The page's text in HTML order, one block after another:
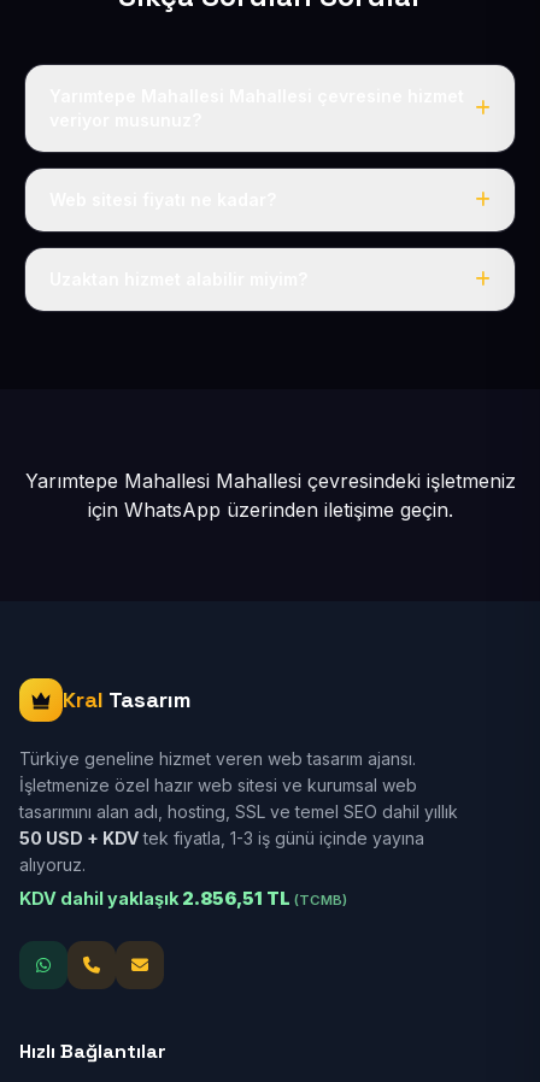
Evet, Yarımtepe Mahallesi dahil tüm Pınarbaşı ve
Tek fiyat: yılda 50 USD + KDV, her şey dahil.
Yarımtepe Mahallesi Mahallesi çevresindeki işletmeniz
için WhatsApp üzerinden iletişime geçin.
Kral Tasarım
Türkiye geneline hizmet veren web tasarım ajansı.
İşletmenize özel hazır web sitesi ve kurumsal web
tasarımını alan adı, hosting, SSL ve temel SEO dahil yıllık
50 USD + KDVtek fiyatla, 1-3 iş günü içinde yayına
alıyoruz.
KDV dahil yaklaşık 2.856,51 TL (TCMB)
Hızlı Bağlantılar